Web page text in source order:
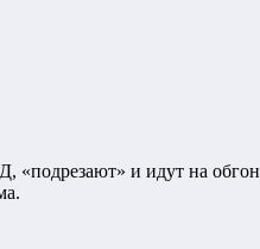
«подрезают» и идут на